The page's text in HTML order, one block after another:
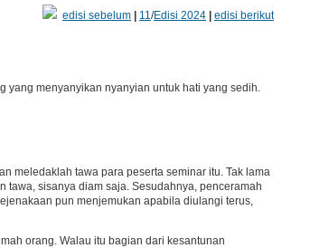
edisi sebelum| 11/Edisi 2024| edisi berikut
menyanyikan nyanyian untuk hati yang sedih.
meledaklah tawa para peserta seminar itu. Tak lama
tawa, sisanya diam saja. Sesudahnya, penceramah
pun menjemukan apabila diulangi terus,
orang. Walau itu bagian dari kesantunan